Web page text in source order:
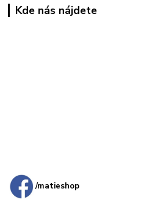
Kde nás nájdete
/matieshop